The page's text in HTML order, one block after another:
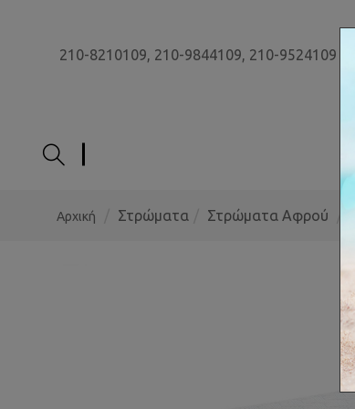
210-8210109, 210-9844109, 210-9524109
Αρχική Στρώματα Στρώματα Αφρού